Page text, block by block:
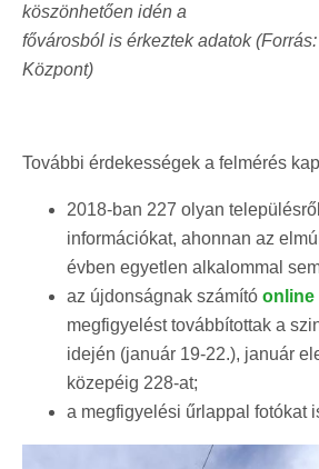
köszönhetően idén a
fővárosból is érkeztek adatok
Központ)
További érdekességek a felmérés
2018-ban 227 olyan
információkat, ahonnan az
évben egyetlen alkalommal
az újdonságnak számító online
megfigyelést továbbítottak a
idején (január 19-22.), január
közepéig 228-at;
a megfigyelési űrlappal fotókat